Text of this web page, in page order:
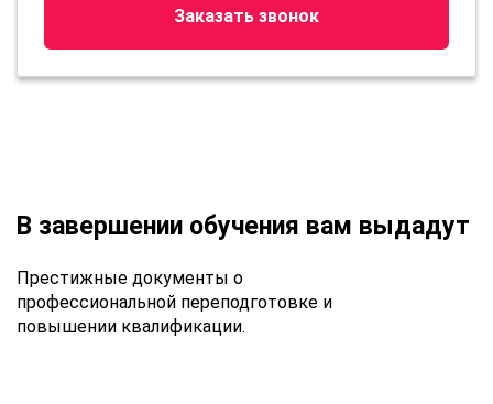
Заказать звонок
В завершении обучения вам выдадут
Престижные документы о
профессиональной переподготовке и
повышении квалификации.